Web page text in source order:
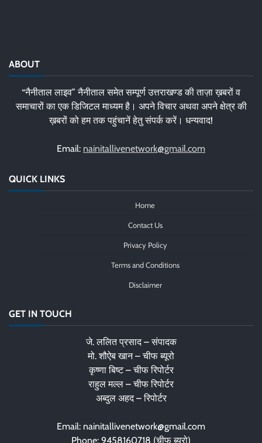
ABOUT
“नैनीताल लाइव” नैनीताल समेत सम्पूर्ण उत्तराखण्ड की ताज़ा ख़बरों व
समाचारों का एक डिजिटल माध्यम है। अपने विचार अथवा अपने क्षेत्र की
ख़बरों को हम तक पहुंचानें हेतु संपर्क करें। धन्यवाद!
Email: nainitallivenetwork@gmail.com
QUICK LINKS
Home
Contact Us
Privacy Policy
Terms and Conditions
Disclaimer
GET IN TOUCH
जे. ललित प्रसाद – संपादक
मो. शौऐब खान – चीफ ब्यूरो
कृष्णा बिष्ट – चीफ रिपोर्टर
राहुल मल्ल – चीफ रिपोर्टर
अब्दुल अहद – रिपोर्टर
Email: nainitallivenetwork@gmail.com
Phone: 9458160718 (चीफ ब्यूरो)